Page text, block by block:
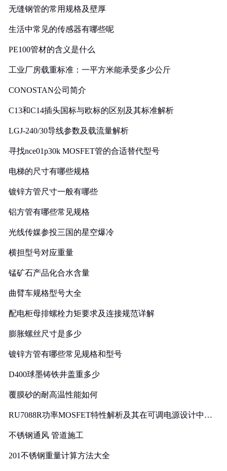
无缝钢管的常用规格及壁厚
生活中常见的传感器有哪些呢
PE100管材的含义是什么
工业厂房载重标准：一平方米能承受多少公斤
CONOSTAN公司简介
C13和C14插头国标与欧标的区别及其标准解析
LGJ-240/30导线参数及载流量解析
寻找nce01p30k MOSFET管的合适替代型号
电梯的尺寸有哪些规格
镀锌方管尺寸一般有哪些
铝方管有哪些常见规格
光线传媒参投三国的星空爆冷
横担型号对应重量
锰矿石产品化合水含量
曲臂车规格型号大全
配电柜母排螺栓力矩要求及连接规范详解
膨胀螺丝尺寸是多少
镀锌方管有哪些常见规格和型号
D400球墨铸铁井盖重多少
覆膜砂的耐高温性能如何
RU7088R功率MOSFET特性解析及其在可调电源设计中的
不锈钢通风 管道施工
201不锈钢重量计算方法大全